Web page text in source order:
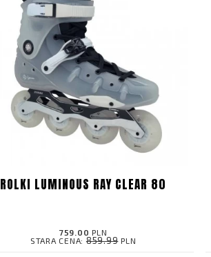
ROLKI LUMINOUS RAY CLEAR 80
759.00 PLN
STARA CENA:859.99PLN